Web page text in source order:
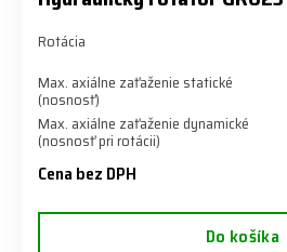
Rotácia
Max. axiálne zaťaženie statické
(nosnosť)
Max. axiálne zaťaženie dynamické
(nosnosť pri rotácii)
Cena bez DPH
Do košíka